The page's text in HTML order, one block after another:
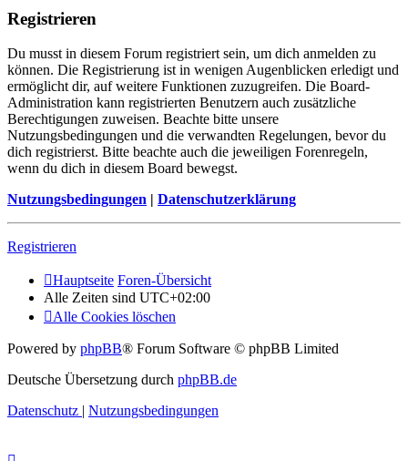
Registrieren
Du musst in diesem Forum registriert sein, um dich anmelden zu
können. Die Registrierung ist in wenigen Augenblicken erledigt und
ermöglicht dir, auf weitere Funktionen zuzugreifen. Die Board-
Administration kann registrierten Benutzern auch zusätzliche
Berechtigungen zuweisen. Beachte bitte unsere
Nutzungsbedingungen und die verwandten Regelungen, bevor du
dich registrierst. Bitte beachte auch die jeweiligen Forenregeln,
wenn du dich in diesem Board bewegst.
Nutzungsbedingungen | Datenschutzerklärung
Registrieren
Hauptseite Foren-Übersicht
Alle Zeiten sind UTC+02:00
Alle Cookies löschen
Powered by phpBB® Forum Software © phpBB Limited
Deutsche Übersetzung durch phpBB.de
Datenschutz | Nutzungsbedingungen